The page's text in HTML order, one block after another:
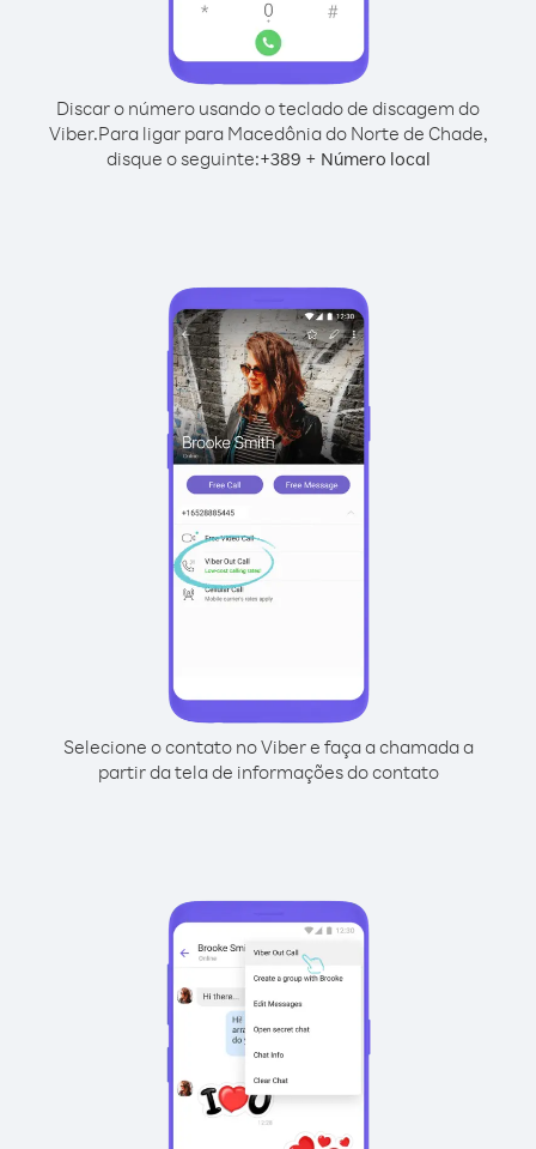
Discar o número usando o teclado de discagem do
Viber.Para ligar para Macedônia do Norte de Chade,
disque o seguinte:+389 + Número local
Selecione o contato no Viber e faça a chamada a
partir da tela de informações do contato